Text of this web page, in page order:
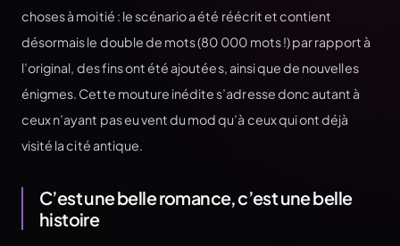
choses à moitié : le scénario a été réécrit et contient
désormais le double de mots (80 000 mots !) par rapport à
l’original, des fins ont été ajoutées, ainsi que de nouvelles
énigmes. Cette mouture inédite s’adresse donc autant à
ceux n’ayant pas eu vent du mod qu’à ceux qui ont déjà
visité la cité antique.
C’est une belle romance, c’est une belle
histoire